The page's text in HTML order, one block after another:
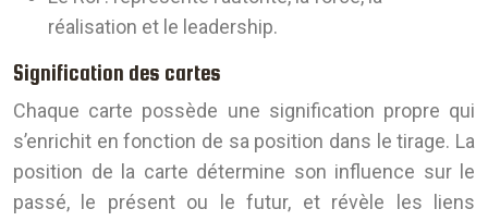
réalisation et le leadership.
Signification des cartes
Chaque carte possède une signification propre qui
s’enrichit en fonction de sa position dans le tirage. La
position de la carte détermine son influence sur le
passé, le présent ou le futur, et révèle les liens